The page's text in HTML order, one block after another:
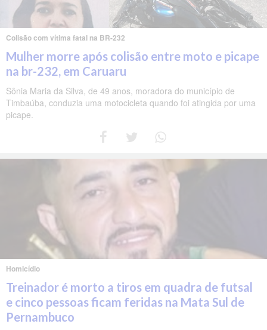
Colisão com vítima fatal na BR-232
Mulher morre após colisão entre moto e picape
na br-232, em Caruaru
Sônia Maria da Silva, de 49 anos, moradora do município de
Timbaúba, conduzia uma motocicleta quando foi atingida por uma
picape.
Homicídio
Treinador é morto a tiros em quadra de futsal
e cinco pessoas ficam feridas na Mata Sul de
Pernambuco